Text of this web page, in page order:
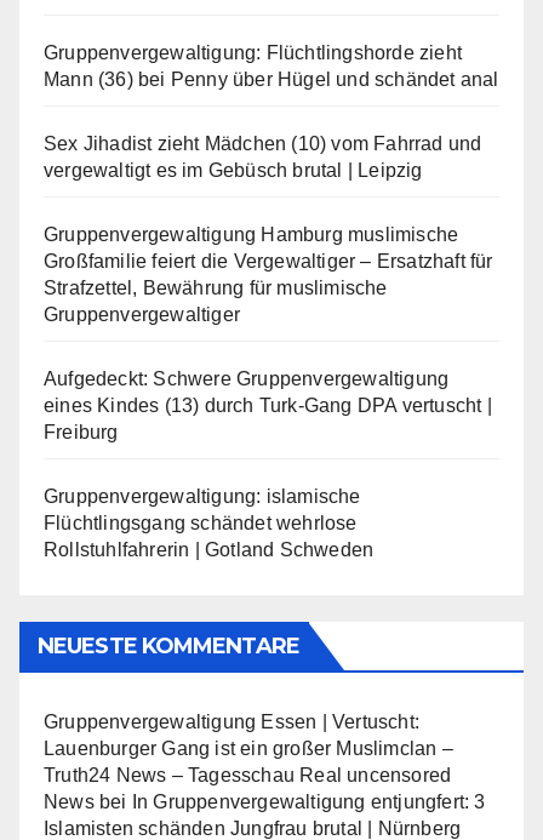
Gruppenvergewaltigung: Flüchtlingshorde zieht
Mann (36) bei Penny über Hügel und schändet anal
Sex Jihadist zieht Mädchen (10) vom Fahrrad und
vergewaltigt es im Gebüsch brutal | Leipzig
Gruppenvergewaltigung Hamburg muslimische
Großfamilie feiert die Vergewaltiger – Ersatzhaft für
Strafzettel, Bewährung für muslimische
Gruppenvergewaltiger
Aufgedeckt: Schwere Gruppenvergewaltigung
eines Kindes (13) durch Turk-Gang DPA vertuscht |
Freiburg
Gruppenvergewaltigung: islamische
Flüchtlingsgang schändet wehrlose
Rollstuhlfahrerin | Gotland Schweden
NEUESTE KOMMENTARE
Gruppenvergewaltigung Essen | Vertuscht:
Lauenburger Gang ist ein großer Muslimclan –
Truth24 News – Tagesschau Real uncensored
Newsbei
In Gruppenvergewaltigung entjungfert: 3
Islamisten schänden Jungfrau brutal | Nürnberg